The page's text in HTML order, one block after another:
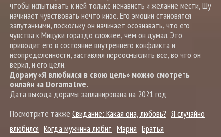
чтобы испытывать к ней только ненависть и желание мести, Шу
начинает чувствовать нечто иное. Его эмоции становятся
запутанными, поскольку он начинает осознавать, что его
чувства к Мицуки гораздо сложнее, чем он думал. Это
приводит его в состояние внутреннего конфликта и
неопределенности, заставляя переосмыслить все, во что он
верил, и его цели.
Дораму «Я влюбился в свою цель» можно смотреть
онлайн на Dorama live.
Дата выхода дорамы запланирована на 2021 год
Посмотрите также Свидание: Какая она, любовь? Я случайно
влюбился Когда мужчина любит Мэрия Братья